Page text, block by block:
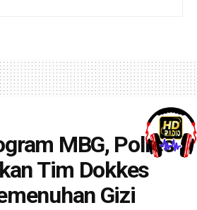
MBG, Polres
Tim Dokkes
Gizi